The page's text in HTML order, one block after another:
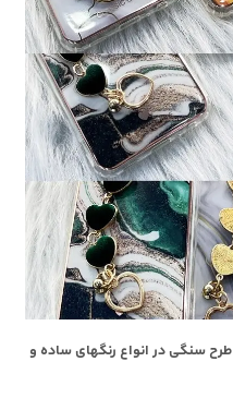
3-مدل کاور دخترانه شیائومی پوکو X3 طرح سنگی در انواع رنگهای ساده و